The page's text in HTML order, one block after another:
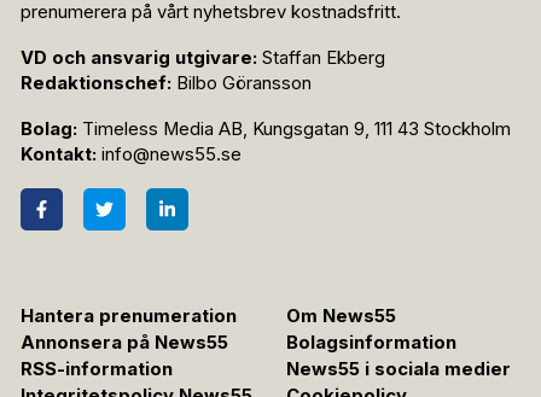
prenumerera på vårt nyhetsbrev kostnadsfritt.
VD och ansvarig utgivare: Staffan Ekberg
Redaktionschef: Bilbo Göransson
Bolag: Timeless Media AB, Kungsgatan 9, 111 43 Stockholm
Kontakt: info@news55.se
Hantera prenumeration
Om News55
Annonsera på News55
Bolagsinformation
RSS-information
News55 i sociala medier